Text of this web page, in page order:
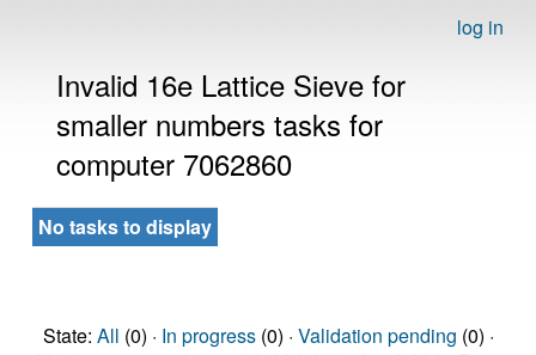
log in
Invalid 16e Lattice Sieve for
smaller numbers tasks for
computer 7062860
No tasks to display
State: All (0) · In progress(0) · Validation pending (0) ·